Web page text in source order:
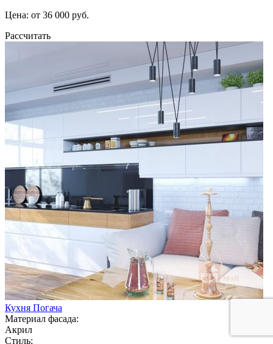
Цена: от 36 000 руб.
Рассчитать
Кухня Погача
Материал фасада:
Акрил
Стиль: